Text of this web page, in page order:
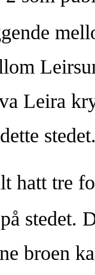
Leira
hatt tre
stedet.
broen